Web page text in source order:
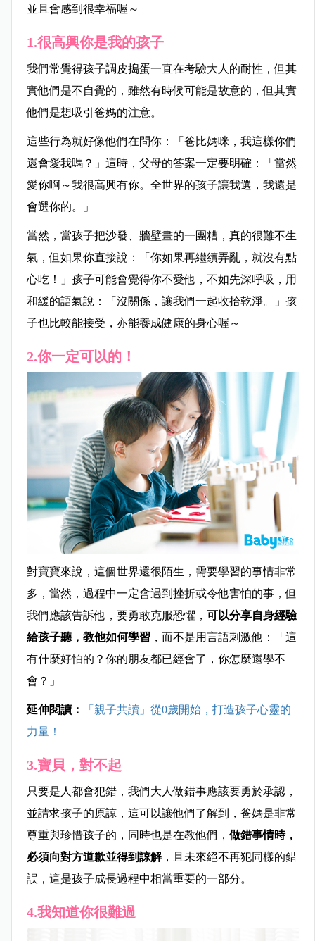
並且會感到很幸福喔～
1.很高興你是我的孩子
我們常覺得孩子調皮搗蛋一直在考驗大人的耐性，但其
實他們是不自覺的，雖然有時候可能是故意的，但其實
他們是想吸引爸媽的注意。
這些行為就好像他們在問你：「爸比媽咪，我這樣你們
還會愛我嗎？」這時，父母的答案一定要明確：「當然
愛你啊～我很高興有你。全世界的孩子讓我選，我還是
會選你的。」
當然，當孩子把沙發、牆壁畫的一團糟，真的很難不生
氣，但如果你直接說：「你如果再繼續弄亂，就沒有點
心吃！」孩子可能會覺得你不愛他，不如先深呼吸，用
和緩的語氣說：「沒關係，讓我們一起收拾乾淨。」孩
子也比較能接受，亦能養成健康的身心喔～
2.你一定可以的！
對寶寶來說，這個世界還很陌生，需要學習的事情非常
多，當然，過程中一定會遇到挫折或令他害怕的事，但
我們應該告訴他，要勇敢克服恐懼， 可以分享自身經驗
給孩子聽，教他如何學習 ，而不是用言語刺激他：「這
有什麼好怕的？你的朋友都已經會了，你怎麼還學不
會？」
延伸閱讀：
「親子共讀」從0歲開始，打造孩子心靈的
力量！
3.寶貝，對不起
只要是人都會犯錯，我們大人做錯事應該要勇於承認，
並請求孩子的原諒，這可以讓他們了解到，爸媽是非常
尊重與珍惜孩子的，同時也是在教他們， 做錯事情時，
必須向對方道歉並得到諒解，且未來絕不再犯同樣的錯
誤，這是孩子成長過程中相當重要的一部分。
4.我知道你很難過